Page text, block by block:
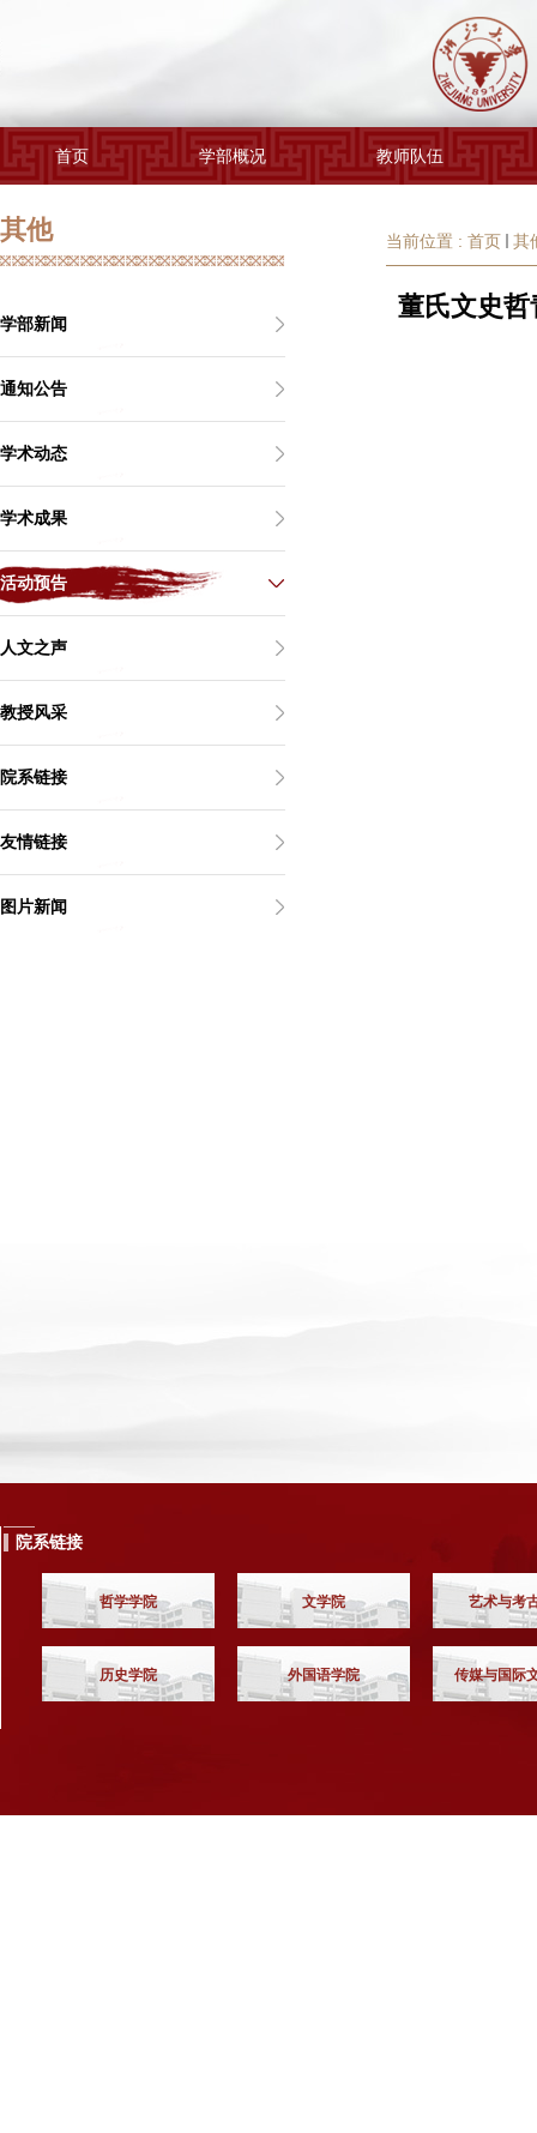
首页 学部概况 教师队伍
其他
学部新闻
通知公告
学术动态
学术成果
活动预告
人文之声
教授风采
院系链接
友情链接
图片新闻
当前位置 : 首页 其
董氏文史
院系链接
哲学学院 文学院 艺术与考
历史学院 外国语学院 传媒与国际